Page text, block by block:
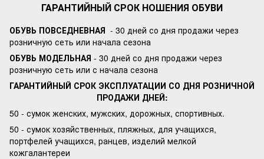
ГАРАНТИЙНЫЙ СРОК НОШЕНИЯ ОБУВИ
ОБУВЬ ПОВСЕДНЕВНАЯ - 30 дней со дня продажи через
розничную сеть или начала сезона
ОБУВЬ МОДЕЛЬНАЯ - 30 дней со дня продажи через
розничную сеть или с начала сезона
ГАРАНТИЙНЫЙ СРОК ЭКСПЛУАТАЦИИ СО ДНЯ РОЗНИЧНОЙ
ПРОДАЖИ ДНЕЙ:
50 - сумок женских, мужских, дорожных, спортивных.
50 - сумок хозяйственных, пляжных, для учащихся,
портфелей учащихся, ранцев, изделий мелкой
кожгалантереи